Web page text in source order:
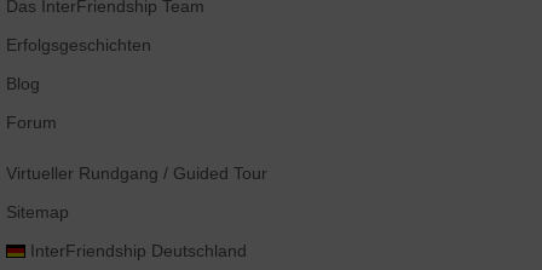
Das InterFriendship Team
Erfolgsgeschichten
Blog
Forum
Virtueller Rundgang / Guided Tour
Sitemap
InterFriendship Deutschland